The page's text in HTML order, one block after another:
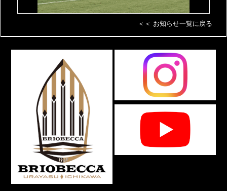
＜＜ お知らせ一覧に戻る